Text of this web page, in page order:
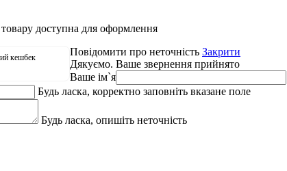
доступна для оформлення
кешбек
Повідомити про неточність Закрити
Дякуємо. Ваше звернення прийнято
Ваше ім`я
Будь ласка, корректно заповніть вказане поле
Будь ласка, опишіть неточність